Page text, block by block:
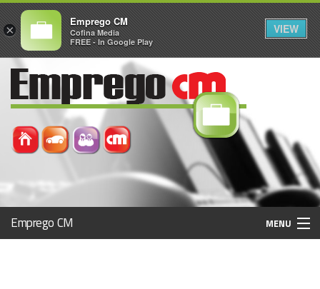
Emprego CM MENU
×
Emprego CM
Cofina Media
FREE - In Google Play
VIEW